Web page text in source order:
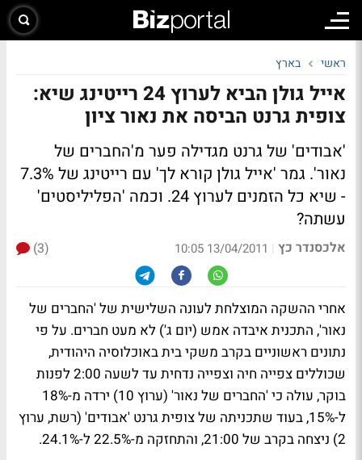
ראשי בארץ
אייל גולן הביא לערוץ 24 רייטינג שיא:
צופית גרנט הביסה את נאור ציון
'אבודים' של גרנט מגדילה פער מ'החברים של
נאור'. גמר 'אייל גולן קורא לך' עם רייטינג של 7.3%
- שיא כל הזמנים לערוץ 24. וכמה 'הפליליסטים'
עשתה?
אלכסנדר כץ |
13/04/2011 10:05
(3)
אחרי ההשקה המוצלחת לעונה השלישית של 'החברים של
נאור', התכנית איבדה אמש (יום ג') לא מעט חברים. על פי
נתונים ראשוניים בקרב משקי בית באוכלוסיה היהודית,
שכוללים צפייה חיה וצפייה נדחית עד לשעה 2:00 לפנות
בוקר, עולה כי 'החברים של נאור' (ערוץ 10) ירדה מ-18%
ל-15%, בעוד שתכניתה של צופית גרנט 'אבודים' (רשת, ערוץ
2) ניצחה בקרב של 21:00, והתחזקה מ-22.5% ל-24.1%.